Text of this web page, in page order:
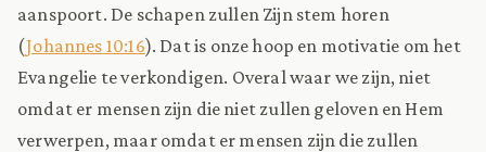
aanspoort. De schapen zullen Zijn stem horen
(Johannes 10:16). Dat is onze hoop en motivatie om het
Evangelie te verkondigen. Overal waar we zijn, niet
omdat er mensen zijn die niet zullen geloven en Hem
verwerpen, maar omdat er mensen zijn die zullen